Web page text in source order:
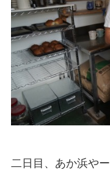
二日目、あか浜や